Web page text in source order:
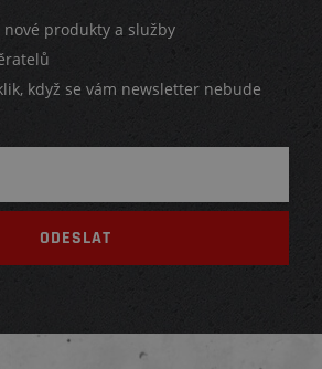
nové produkty a služby
když se vám newsletter nebude